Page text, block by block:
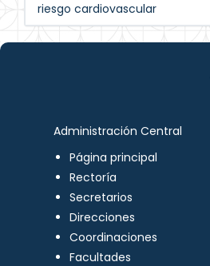
riesgo cardiovascular
Administración Central
Página principal
Rectoría
Secretarios
Direcciones
Coordinaciones
Facultades